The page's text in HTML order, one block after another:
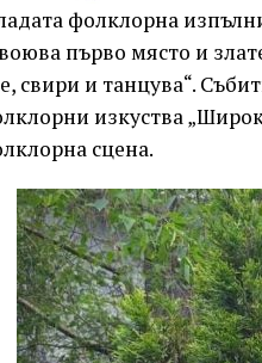
фолклорна
първо място и
свири и танцува“.
изкуства
сцена.